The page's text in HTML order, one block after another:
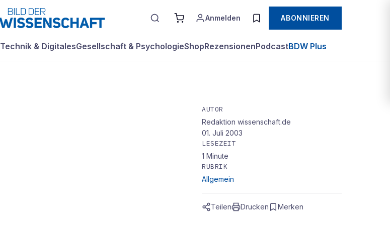
Anmelden ABONNIEREN
Technik & DigitalesGesellschaft & PsychologieShopRezensionenPodcastBDW Plus
AUTOR
Redaktion wissenschaft.de
01. Juli 2003
LESEZEIT
1 Minute
RUBRIK
Allgemein
Teilen Drucken Merken